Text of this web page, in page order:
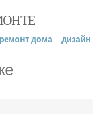
ремонт дома дизайн